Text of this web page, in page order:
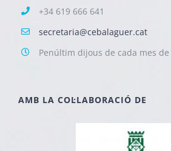
+34 619 666 641
secretaria@cebalaguer.cat
Penúltim dijous de cada mes de
AMB LA COL·LABORACIÓ DE